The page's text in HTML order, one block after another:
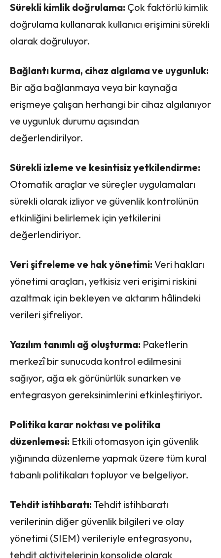
Sürekli kimlik doğrulama: Çok faktörlü kimlik
doğrulama kullanarak kullanıcı erişimini sürekli
olarak doğruluyor.
Bağlantı kurma, cihaz algılama ve uygunluk:
Bir ağa bağlanmaya veya bir kaynağa
erişmeye çalışan herhangi bir cihaz algılanıyor
ve uygunluk durumu açısından
değerlendirilyor.
Sürekli izleme ve kesintisiz yetkilendirme:
Otomatik araçlar ve süreçler uygulamaları
sürekli olarak izliyor ve güvenlik kontrolünün
etkinliğini belirlemek için yetkilerini
değerlendiriyor.
Veri şifreleme ve hak yönetimi: Veri hakları
yönetimi araçları, yetkisiz veri erişimi riskini
azaltmak için bekleyen ve aktarım hâlindeki
verileri şifreliyor.
Yazılım tanımlı ağ oluşturma: Paketlerin
merkezî bir sunucuda kontrol edilmesini
sağıyor, ağa ek görünürlük sunarken ve
entegrasyon gereksinimlerini etkinleştiriyor.
Politika karar noktası ve politika
düzenlemesi: Etkili otomasyon için güvenlik
yığınında düzenleme yapmak üzere tüm kural
tabanlı politikaları topluyor ve belgeliyor.
Tehdit istihbaratı: Tehdit istihbaratı
verilerinin diğer güvenlik bilgileri ve olay
yönetimi (SIEM) verileriyle entegrasyonu,
tehdit aktivitelerinin konsolide olarak